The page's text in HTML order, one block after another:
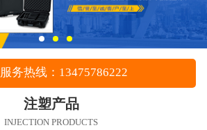
服务热线：13475786222
注塑产品
INJECTION PRODUCTS